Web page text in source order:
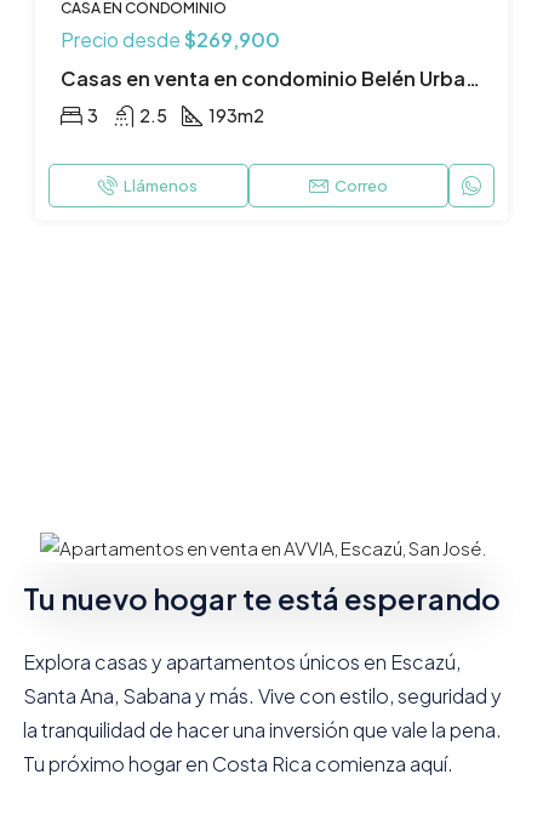
CASA EN CONDOMINIO
Precio desde$269,900
Casas en venta en condominio Belén Urbano. Belén, Heredia
3 2.5 193m2
Llámenos Correo
Tu nuevo hogar te está esperando
Explora casas y apartamentos únicos en Escazú,
Santa Ana, Sabana y más. Vive con estilo, seguridad y
la tranquilidad de hacer una inversión que vale la pena.
Tu próximo hogar en Costa Rica comienza aquí.